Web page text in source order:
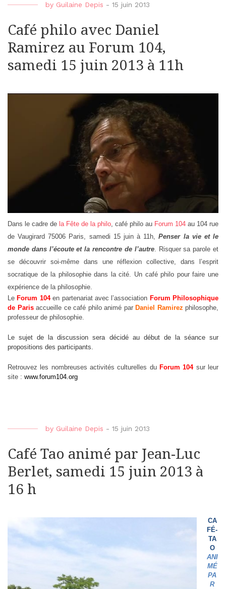
by Guilaine Depis - 15 juin 2013
Café philo avec Daniel
Ramirez au Forum 104,
samedi 15 juin 2013 à 11h
Dans le cadre de la Fête de la philo , café philo au Forum 104 au 104 rue
de Vaugirard 75006 Paris, samedi 15 juin à 11h,
Penser la vie et le
monde dans l’écoute et la rencontre de l’autre. Risquer sa parole et
se découvrir soi-même dans une réflexion collective, dans l’esprit
socratique de la philosophie dans la cité. Un café philo pour faire une
expérience de la philosophie.
Le Forum 104en partenariat avec l’association Forum Philosophique
de Parisaccueille ce café philo animé par Daniel Ramirez philosophe,
professeur de philosophie.
e sujet de la discussion sera décidé au début de la séance sur
propositions des participants.
Retrouvez les nombreuses activités culturelles du Forum 104sur leur
site : www.forum104.org
by Guilaine Depis - 15 juin 2013
Café Tao animé par Jean-Luc
Berlet, samedi 15 juin 2013 à
16 h
CA
FÉ-
TA
O
ANI
MÉ
PA
R